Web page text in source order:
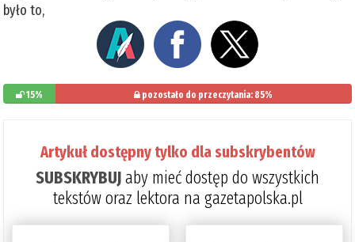
było to,
15% pozostało do przeczytania: 85%
Artykuł dostępny tylko dla subskrybentów
SUBSKRYBUJaby mieć dostęp do wszystkich
tekstów oraz lektora na gazetapolska.pl